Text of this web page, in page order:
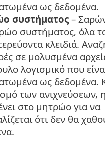
ως δεδομένα.
συστήματος –
συστήματος, όλα τα
κλειδιά.
σε μολυσμένα
λογισμικό που
ως δεδομένα.
των ανιχνεύσεων,
στο μητρώο για να
ότι δεν θα